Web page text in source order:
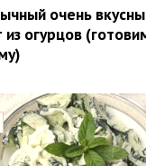
очень
из огурцов